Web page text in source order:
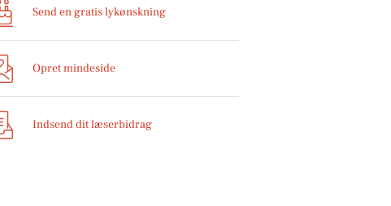
Send en gratis lykønskning
Opret mindeside
Indsend dit læserbidrag